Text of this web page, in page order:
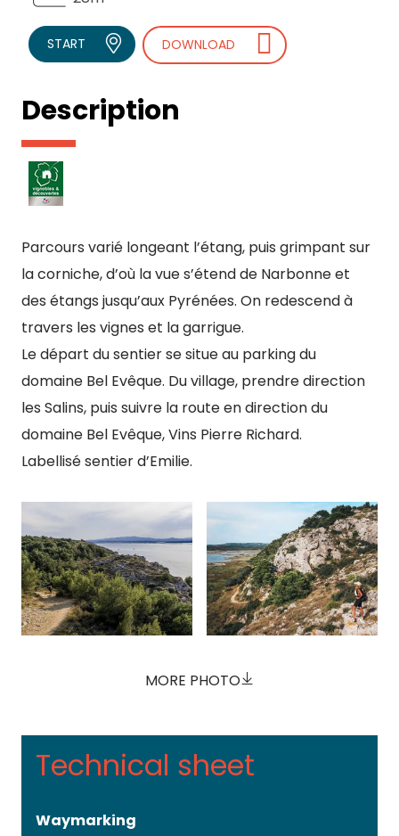
START DOWNLOAD
Description
Parcours varié longeant l’étang, puis grimpant sur
la corniche, d’où la vue s’étend de Narbonne et
des étangs jusqu’aux Pyrénées. On redescend à
travers les vignes et la garrigue.
Le départ du sentier se situe au parking du
domaine Bel Evêque. Du village, prendre direction
les Salins, puis suivre la route en direction du
domaine Bel Evêque, Vins Pierre Richard.
Labellisé sentier d’Emilie.
MORE PHOTO
Technical sheet
Waymarking